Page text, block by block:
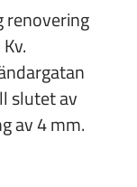
renovering
slutet av
av 4 mm.